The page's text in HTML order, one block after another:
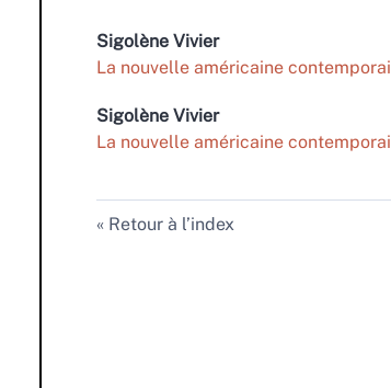
Sigolène Vivier
La nouvelle américaine
Sigolène Vivier
La nouvelle américaine
Retour à l’index